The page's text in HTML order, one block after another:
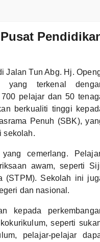
Jalan Tun Abg. Hj.
yang terkenal
pelajar dan 50
berkualiti tinggi
Penuh (SBK),
sekolah.
cemerlang.
awam, seperti
(STPM). Sekolah ini
dan nasional.
kepada
seperti
pelajar-pelajar